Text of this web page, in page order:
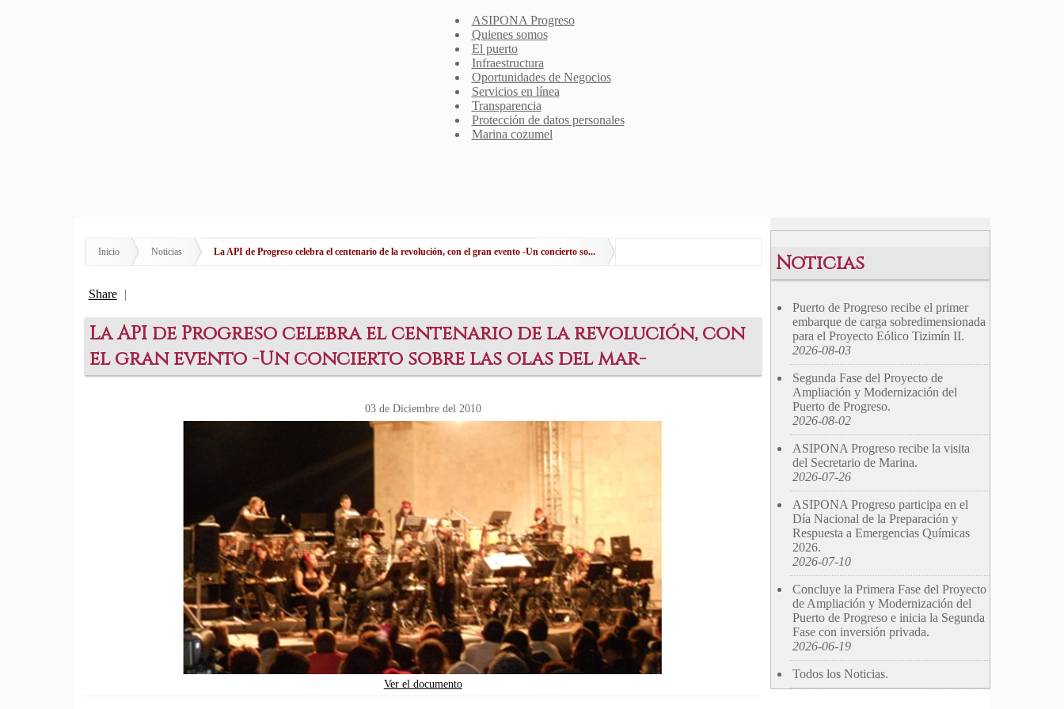
ASIPONA Progreso
Quienes somos
El puerto
Infraestructura
Oportunidades de Negocios
Servicios en línea
Transparencia
Protección de datos personales
Marina cozumel
Inicio Noticias La API de Progreso celebra el centenario de la revolución, con el gran evento -Un concierto so...
Share |
La API de Progreso celebra el centenario de la revolución, con
el gran evento -Un concierto sobre las olas del mar-
03 de Diciembre del 2010
Ver el documento
Noticias
Puerto de Progreso recibe el primer
embarque de carga sobredimensionada
para el Proyecto Eólico Tizimín II.
2026-08-03
Segunda Fase del Proyecto de
Ampliación y Modernización del
Puerto de Progreso.
2026-08-02
ASIPONA Progreso recibe la visita
del Secretario de Marina.
2026-07-26
ASIPONA Progreso participa en el
Día Nacional de la Preparación y
Respuesta a Emergencias Químicas
2026.
2026-07-10
Concluye la Primera Fase del Proyecto
de Ampliación y Modernización del
Puerto de Progreso e inicia la Segunda
Fase con inversión privada.
2026-06-19
Todos los Noticias.